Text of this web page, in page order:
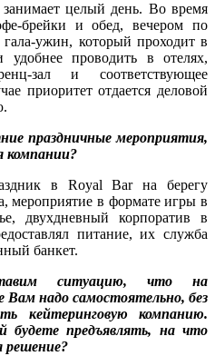
целый день. Во время
брейки и обед, вечером по
гала-ужин, который проходит в
проводить в отелях,
зал и соответствующее
приоритет отдается деловой
праздничные мероприятия,
компании?
в Royal Bar на берегу
мероприятие в формате игры в
двухдневный корпоратив в
питание, их служба
банкет.
ситуацию, что на
Вам надо самостоятельно, без
кейтеринговую компанию.
будете предъявлять, на что
решение?